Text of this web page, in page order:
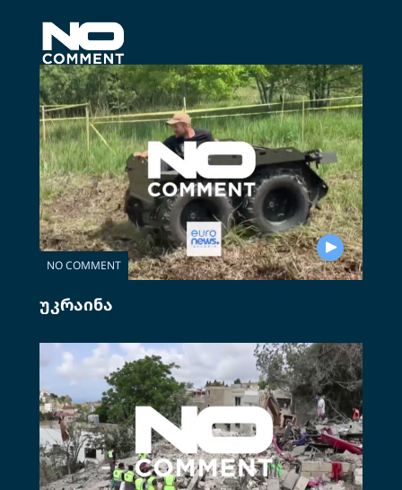
NO COMMENT
უკრაინა